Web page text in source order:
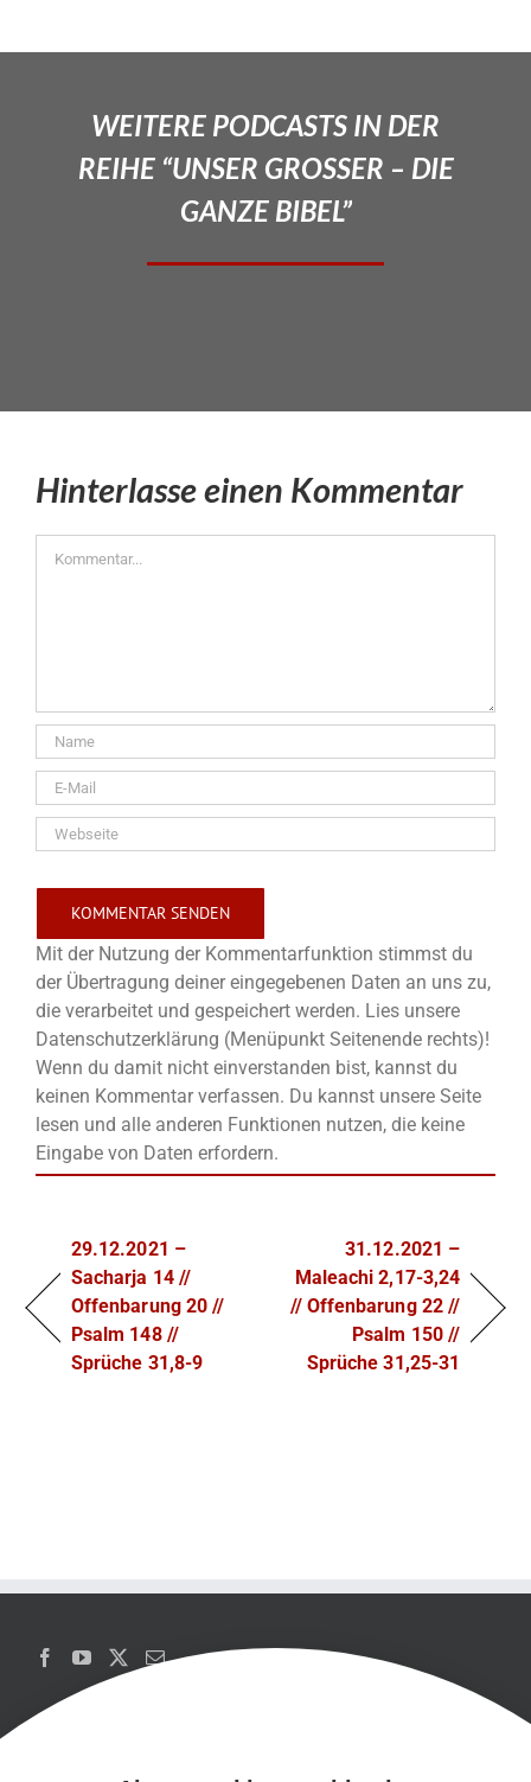
WEITERE PODCASTS IN DER
REIHE “UNSER GROSSER – DIE
GANZE BIBEL”
Hinterlasse einen Kommentar
Mit der Nutzung der Kommentarfunktion stimmst du
der Übertragung deiner eingegebenen Daten an uns zu,
die verarbeitet und gespeichert werden. Lies unsere
Datenschutzerklärung (Menüpunkt Seitenende rechts)!
Wenn du damit nicht einverstanden bist, kannst du
keinen Kommentar verfassen. Du kannst unsere Seite
lesen und alle anderen Funktionen nutzen, die keine
Eingabe von Daten erfordern.
29.12.2021 –
Sacharja 14 //
Offenbarung 20 //
Psalm 148 //
Sprüche 31,8-9
31.12.2021 –
Maleachi 2,17-3,24
// Offenbarung 22 //
Psalm 150 //
Sprüche 31,25-31